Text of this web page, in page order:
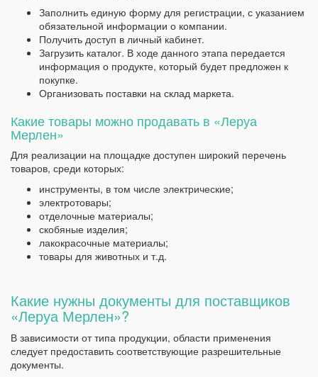
Заполнить единую форму для регистрации, с указанием
обязательной информации о компании.
Получить доступ в личный кабинет.
Загрузить каталог. В ходе данного этапа передается
информация о продукте, который будет предложен к
покупке.
Организовать поставки на склад маркета.
Какие товары можно продавать в «Леруа
Мерлен»
Для реализации на площадке доступен широкий перечень
товаров, среди которых:
инструменты, в том числе электрические;
электротовары;
отделочные материалы;
скобяные изделия;
лакокрасочные материалы;
товары для животных и т.д.
Какие нужны документы для поставщиков
«Леруа Мерлен»?
В зависимости от типа продукции, области применения
следует предоставить соответствующие разрешительные
документы.